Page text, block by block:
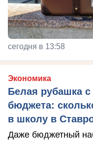
сегодня в 13:58
Экономика
Белая рубашка
бюджета:
в школу в
Даже бюджетный